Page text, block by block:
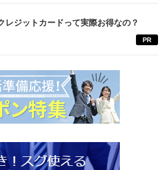
レジットカードって実際お得なの？
PR